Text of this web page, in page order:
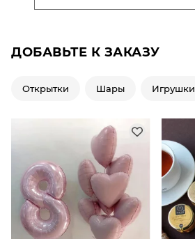
ДОБАВЬТЕ К ЗАКАЗУ
Открытки Шары Игрушки